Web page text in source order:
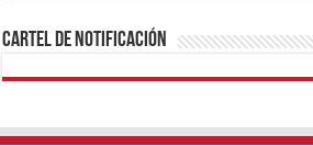
Cartel de Notificación